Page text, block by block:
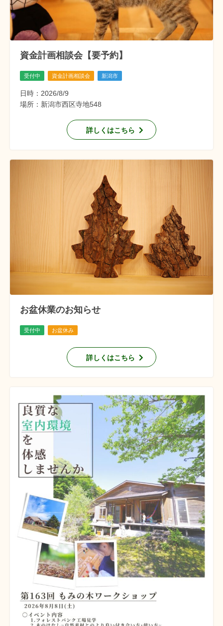
資金計画相談会【要予約】
受付中 資金計画相談会 新潟市
日時：2026/8/9
場所：新潟市西区寺地548
詳しくはこちら
お盆休業のお知らせ
受付中 お盆休み
詳しくはこちら